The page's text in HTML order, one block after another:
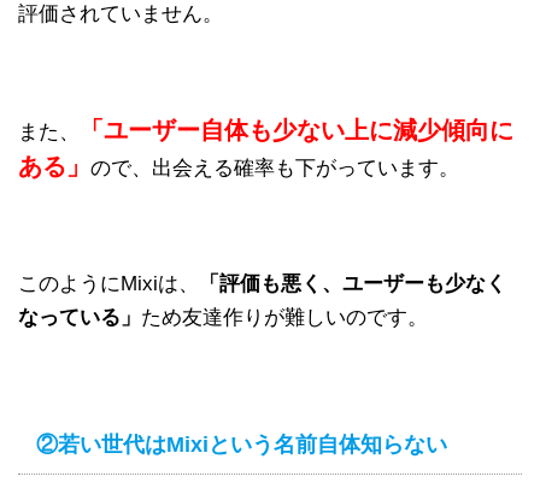
評価されていません。
また、
「ユーザー自体も少ない上に減少傾向に
ある」 ので、出会える確率も下がっています。
このようにMixiは、
「評価も悪く、ユーザーも少なく
なっている」 ため友達作りが難しいのです。
②若い世代はMixiという名前自体知らない